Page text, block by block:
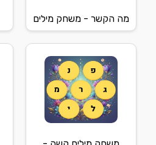
מה הקשר - משחק מילים